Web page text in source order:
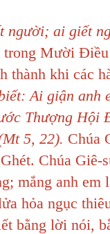
người; ai giết
Mười Điều
khi các
Ai giận
Thượng Hội
5, 22). Chúa
Chúa Giê-
mắng anh em
hỏa ngục
bằng lời nói,